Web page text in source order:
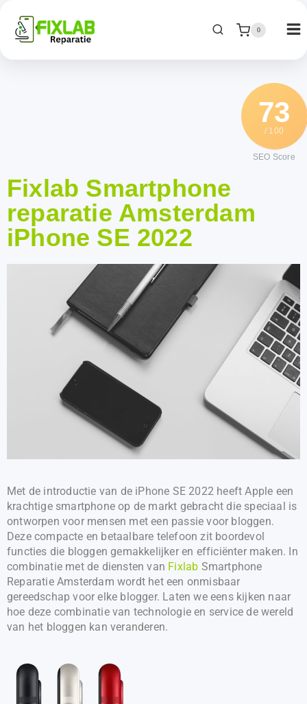
0
73
/ 100
SEO Score
Fixlab Smartphone
reparatie Amsterdam
iPhone SE 2022
Met de introductie van de iPhone SE 2022 heeft Apple een
krachtige smartphone op de markt gebracht die speciaal is
ontworpen voor mensen met een passie voor bloggen.
Deze compacte en betaalbare telefoon zit boordevol
functies die bloggen gemakkelijker en efficiënter maken. In
combinatie met de diensten van Fixlab Smartphone
Reparatie Amsterdam wordt het een onmisbaar
gereedschap voor elke blogger. Laten we eens kijken naar
hoe deze combinatie van technologie en service de wereld
van het bloggen kan veranderen.